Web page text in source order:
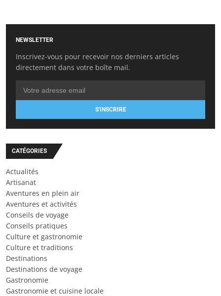
NEWSLETTER
Inscrivez-vous pour recevoir nos derniers articles
directement dans votre boîte mail.
S'INSCRIRE
CATÉGORIES
Actualités
Artisanat
Aventures en plein air
Aventures et activités
Conseils de voyage
Conseils pratiques
Culture et gastronomie
Culture et traditions
Destinations
Destinations de voyage
Gastronomie
Gastronomie et cuisine locale